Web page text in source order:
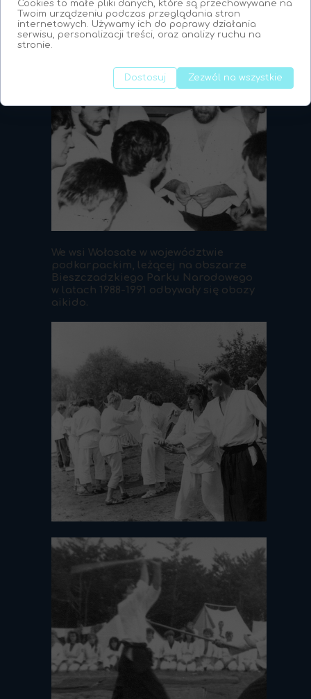
We wsi Wołosate w województwie
podkarpackim, leżącej na obszarze
Bieszczadzkiego Parku Narodowego
w latach 1988-1991 odbywały się obozy
aikido.
Cookies to małe pliki danych, które są przechowywane na
Twoim urządzeniu podczas przeglądania stron
internetowych. Używamy ich do poprawy działania
serwisu, personalizacji treści, oraz analizy ruchu na
stronie.
Dostosuj Zezwól na wszystkie